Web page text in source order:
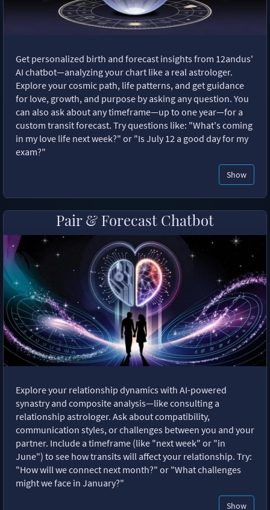
Get personalized birth and forecast insights from 12andus'
AI chatbot—analyzing your chart like a real astrologer.
Explore your cosmic path, life patterns, and get guidance
for love, growth, and purpose by asking any question. You
can also ask about any timeframe—up to one year—for a
custom transit forecast. Try questions like: "What's coming
in my love life next week?" or "Is July 12 a good day for my
exam?"
Show
Pair & Forecast Chatbot
Explore your relationship dynamics with AI-powered
synastry and composite analysis—like consulting a
relationship astrologer. Ask about compatibility,
communication styles, or challenges between you and your
partner. Include a timeframe (like "next week" or "in
June") to see how transits will affect your relationship. Try:
"How will we connect next month?" or "What challenges
might we face in January?"
Show